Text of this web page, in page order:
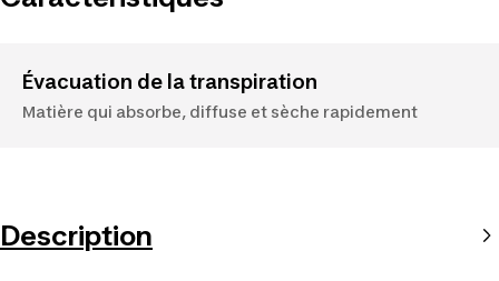
Évacuation de la transpiration
Matière qui absorbe, diffuse et sèche rapidement
Description